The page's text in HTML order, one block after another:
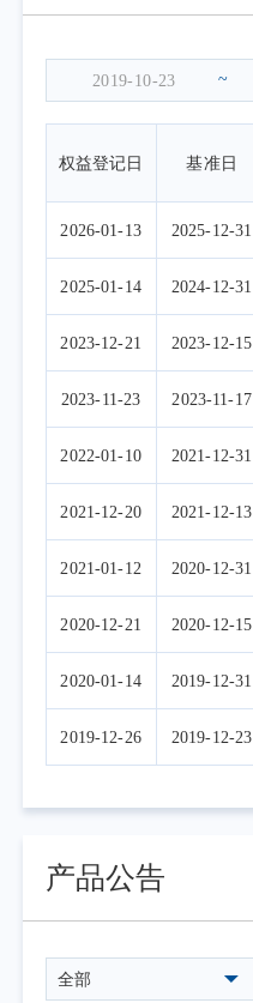
~
权益登记日 基准日
2026-01-13 2025-12-31
2025-01-14 2024-12-31
2023-12-21 2023-12-15
2023-11-23 2023-11-17
2022-01-10 2021-12-31
2021-12-20 2021-12-13
2021-01-12 2020-12-31
2020-12-21 2020-12-15
2020-01-14 2019-12-31
2019-12-26 2019-12-23
产品公告
全部